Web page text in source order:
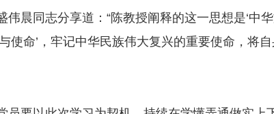
晨同志分享道：“陈教授阐释的这一思想是‘中
使命’，牢记中华民族伟大复兴的重要使命，将